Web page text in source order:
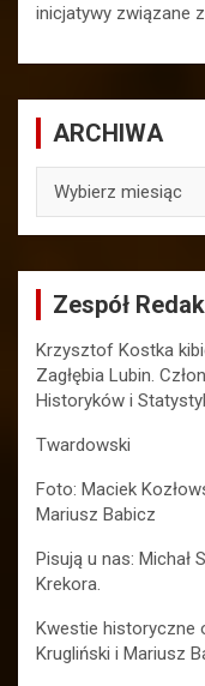
inicjatywy związane
ARCHIWA
Zespół
Krzysztof Kostka
Zagłębia Lubin.
Historyków i
Twardowski
Foto: Maciek
Mariusz Babicz
Pisują u nas: Michał
Krekora.
Kwestie historyczne
Krugliński i Mariusz